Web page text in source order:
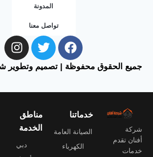
المدونة
تواصل معنا
جميع الحقوق محفوظة | تصميم وتطوير
شركة
أفنان تقدم
خدمات
خدماتنا
الصيانة العامة
الكهرباء
مناطق
الخدمة
دبي